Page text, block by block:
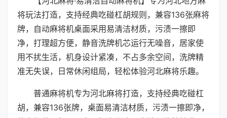
将玩法打造，支持经典吃碰杠胡规则，兼容136张麻将
牌，自动麻将机桌面采用易清洁材质，污渍一擦即
净，打理超方便，静音洗牌机芯运行无噪音，居家使
用不扰生活，机身设计紧凑，不占多余空间，洗牌精
准无失误，日常休闲组局，轻松体验河北麻将乐趣。
普通麻将机专为河北麻将打造，支持经典吃碰杠
胡，兼容136张牌，桌面易清洁材质，污渍一擦即净，